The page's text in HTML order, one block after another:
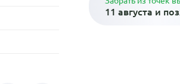
11 августа и